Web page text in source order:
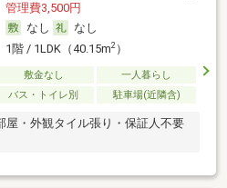
管理費3,500円
なし
なし
1階 / 1LDK（40.15m2）
敷金なし
一人暮らし
バス・トイレ別 駐車場(近隣含)
屋・外観タイル張り・保証人不要